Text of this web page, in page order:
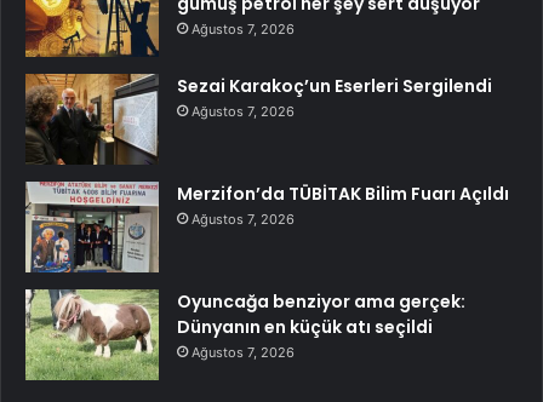
Ağustos 7, 2026
Sezai Karakoç’un Eserleri Sergilendi
Ağustos 7, 2026
Merzifon’da TÜBİTAK Bilim Fuarı Açıldı
Ağustos 7, 2026
Oyuncağa benziyor ama gerçek:
Dünyanın en küçük atı seçildi
Ağustos 7, 2026